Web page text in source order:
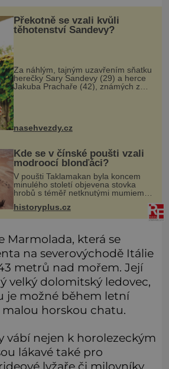
Překotně se vzali kvůli
těhotenství Sandevy?
Za náhlým, tajným uzavřením sňatku
herečky Sary Sandevy (29) a herce
Jakuba Prachaře (42), známých ze
seriálu Jakub a Sara, se skrývá
možná mnohem víc než jen touha
nasehvezdy.cz
Kde se v čínské poušti vzali
modroocí blonďáci?
V poušti Taklamakan byla koncem
minulého století objevena stovka
hrobů s téměř netknutými mumiemi.
Všichni mrtví byli pohřbeni s úctou a
četnými milodary. Asi nejvíc přitom
vědce zaujal hrob tříměsíčn
historyplus.cz
Marmolada, která se
na severovýchodě Itálie
metrů nad mořem. Její
velký dolomitský ledovec,
je možné během letní
horskou chatu.
vábí nejen k horolezeckým
lákavé také pro
lyžaře či milovníky